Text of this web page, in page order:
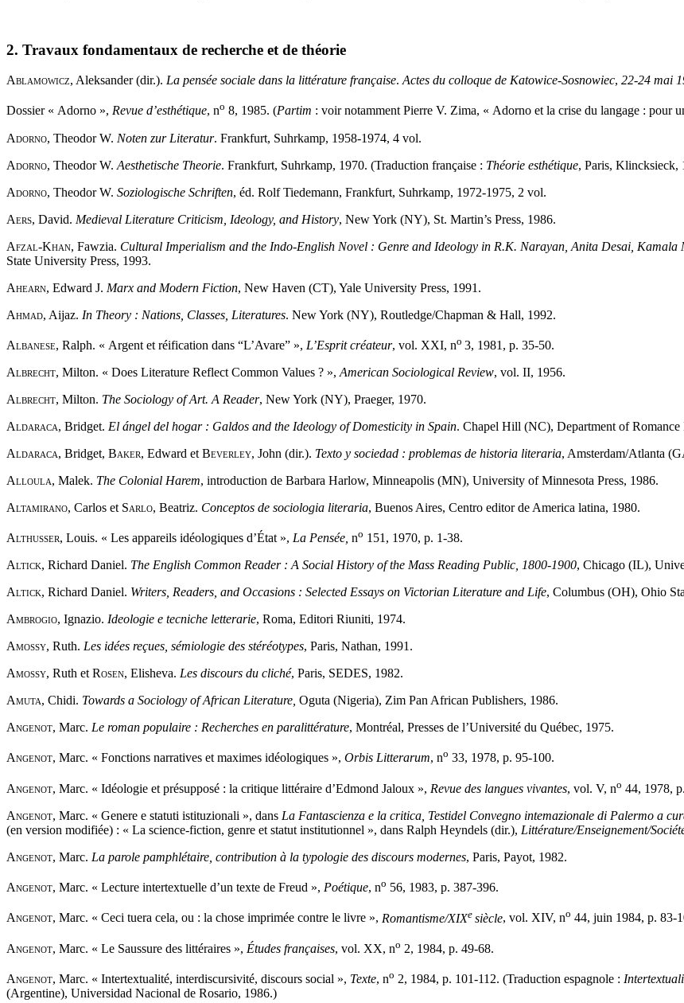
2. Travaux fondamentaux de recherche et de théorie
Ablamowicz, Aleksander (dir.). La pensée sociale dans la littérature française.Actes du colloque de Katowice-Sosnowiec, 22-24 mai
Dossier « Adorno », Revue d’esthétique, no 8, 1985. (Partim : voir notamment Pierre V. Zima, « Adorno et la crise du langage : pour
Adorno, Theodor W. Noten zur Literatur. Frankfurt, Suhrkamp, 1958-1974, 4 vol.
Adorno, Theodor W. Aesthetische Theorie. Frankfurt, Suhrkamp, 1970. (Traduction française : Théorie esthétique, Paris, Klincksieck,
Adorno, Theodor W. Soziologische Schriften, éd. Rolf Tiedemann, Frankfurt, Suhrkamp, 1972-1975, 2 vol.
Aers, David. Medieval Literature Criticism, Ideology, and History, New York (NY), St. Martin’s Press, 1986.
Afzal-Khan, Fawzia. Cultural Imperialism and the Indo-English Novel : Genre and Ideology in R.K. Narayan, Anita Desai, Kamala
State University Press, 1993.
Ahearn, Edward J. Marx and Modern Fiction, New Haven (CT), Yale University Press, 1991.
Ahmad, Aijaz. In Theory : Nations, Classes, Literatures. New York (NY), Routledge/Chapman & Hall, 1992.
Albanese, Ralph. « Argent et réification dans “L’Avare” », L’Esprit créateur, vol. XXI, no 3, 1981, p. 35-50.
Albrecht, Milton. « Does Literature Reflect Common Values ? », American Sociological Review, vol. II, 1956.
Albrecht, Milton. The Sociology of Art. A Reader, New York (NY), Praeger, 1970.
Aldaraca, Bridget. El ángel del hogar : Galdos and the Ideology of Domesticity in Spain. Chapel Hill (NC), Department of
Aldaraca, Bridget, Baker, Edward et Beverley, John (dir.). Texto y sociedad : problemas de historia literaria, Amsterdam/Atlanta
Alloula, Malek. The Colonial Harem, introduction de Barbara Harlow, Minneapolis (MN), University of Minnesota Press, 1986.
Altamirano, Carlos et Sarlo, Beatriz. Conceptos de sociologia literaria, Buenos Aires, Centro editor de America latina, 1980.
Althusser, Louis. « Les appareils idéologiques d’État », La Pensée, no 151, 1970, p. 1-38.
Altick, Richard Daniel. The English Common Reader : A Social History of the Mass Reading Public, 1800-1900, Chicago (IL),
Altick, Richard Daniel. Writers, Readers, and Occasions : Selected Essays on Victorian Literature and Life, Columbus (OH), Ohio
Ambrogio, Ignazio. Ideologie e tecniche letterarie, Roma, Editori Riuniti, 1974.
Amossy, Ruth. Les idées reçues, sémiologie des stéréotypes, Paris, Nathan, 1991.
Amossy, Ruth etRosen, Elisheva. Les discours du cliché, Paris, SEDES, 1982.
Amuta, Chidi. Towards a Sociology of African Literature, Oguta (Nigeria), Zim Pan African Publishers, 1986.
Angenot, Marc. Le roman populaire : Recherches en paralittérature, Montréal, Presses de l’Université du Québec, 1975.
Angenot, Marc. « Fonctions narratives et maximes idéologiques », Orbis Litterarum, no 33, 1978, p. 95-100.
Angenot, Marc. « Idéologie et présupposé : la critique littéraire d’Edmond Jaloux », Revue des langues vivantes, vol. V, no 44, 1978,
Angenot, Marc. « Genere e statuti istituzionali », dans La Fantascienza e la critica, Testidel Convegno intemazionale di Palermo a
(en version modifiée) : « La science-fiction, genre et statut institutionnel », dans Ralph Heyndels (dir.), Littérature/Enseignement/
Angenot, Marc. La parole pamphlétaire, contribution à la typologie des discours modernes, Paris, Payot, 1982.
Angenot, Marc. « Lecture intertextuelle d’un texte de Freud », Poétique, no 56, 1983, p. 387-396.
Angenot, Marc. « Ceci tuera cela, ou : la chose imprimée contre le livre », Romantisme/XIXe siècle, vol. XIV, no 44, juin 1984, p. 83-
Angenot, Marc. « Le Saussure des littéraires », Études françaises, vol. XX, no 2, 1984, p. 49-68.
Angenot, Marc. « Intertextualité, interdiscursivité, discours social », Texte, no 2, 1984, p. 101-112. (Traduction espagnole :
(Argentine), Universidad Nacional de Rosario, 1986.)